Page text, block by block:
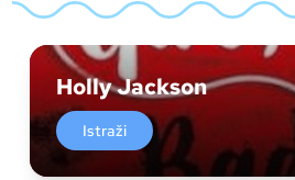
Holly Jackson
Istraži